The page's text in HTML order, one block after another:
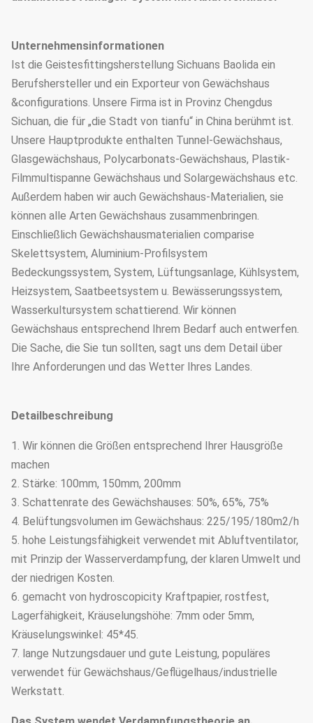
Unternehmensinformationen
Ist die Geistesfittingsherstellung Sichuans Baolida ein
Berufshersteller und ein Exporteur von Gewächshaus
&configurations. Unsere Firma ist in Provinz Chengdus
Sichuan, die für „die Stadt von tianfu“ in China berühmt ist.
Unsere Hauptprodukte enthalten Tunnel-Gewächshaus,
Glasgewächshaus, Polycarbonats-Gewächshaus, Plastik-
Filmmultispanne Gewächshaus und Solargewächshaus etc.
Außerdem haben wir auch Gewächshaus-Materialien, sie
können alle Arten Gewächshaus zusammenbringen.
Einschließlich Gewächshausmaterialien comparise
Skelettsystem, Aluminium-Profilsystem
Bedeckungssystem, System, Lüftungsanlage, Kühlsystem,
Heizsystem, Saatbeetsystem u. Bewässerungssystem,
Wasserkultursystem schattierend. Wir können
Gewächshaus entsprechend Ihrem Bedarf auch entwerfen.
Die Sache, die Sie tun sollten, sagt uns dem Detail über
Ihre Anforderungen und das Wetter Ihres Landes.
Detailbeschreibung
1. Wir können die Größen entsprechend Ihrer Hausgröße
machen
2. Stärke: 100mm, 150mm, 200mm
3. Schattenrate des Gewächshauses: 50%, 65%, 75%
4. Belüftungsvolumen im Gewächshaus: 225/195/180m2/h
5. hohe Leistungsfähigkeit verwendet mit Abluftventilator,
mit Prinzip der Wasserverdampfung, der klaren Umwelt und
der niedrigen Kosten.
6. gemacht von hydroscopicity Kraftpapier, rostfest,
Lagerfähigkeit, Kräuselungshöhe: 7mm oder 5mm,
Kräuselungswinkel: 45*45.
7. lange Nutzungsdauer und gute Leistung, populäres
verwendet für Gewächshaus/Geflügelhaus/industrielle
Werkstatt.